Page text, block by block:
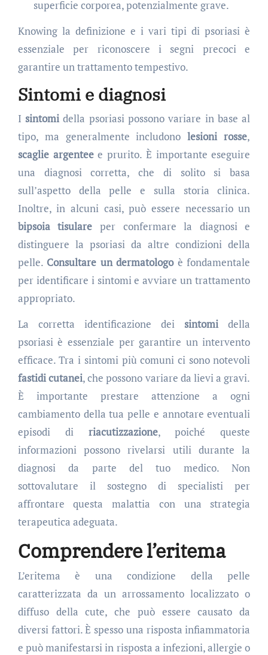
superficie corporea, potenzialmente grave.
Knowing la definizione e i vari tipi di psoriasi è
essenziale per riconoscere i segni precoci e
garantire un trattamento tempestivo.
Sintomi e diagnosi
I sintomi della psoriasi possono variare in base al
tipo, ma generalmente includonolesioni rosse,
scaglie argenteee prurito. È importante eseguire
una diagnosi corretta, che di solito si basa
sull’aspetto della pelle e sulla storia clinica.
Inoltre, in alcuni casi, può essere necessario un
bipsoia tisulare per confermare la diagnosi e
distinguere la psoriasi da altre condizioni della
pelle. Consultare un dermatologoè fondamentale
per identificare i sintomi e avviare un trattamento
appropriato.
La corretta identificazione dei sintomi della
psoriasi è essenziale per garantire un intervento
efficace. Tra i sintomi più comuni ci sono notevoli
fastidi cutanei, che possono variare da lievi a gravi.
È importante prestare attenzione a ogni
cambiamento della tua pelle e annotare eventuali
episodi di riacutizzazione, poiché queste
informazioni possono rivelarsi utili durante la
diagnosi da parte del tuo medico. Non
sottovalutare il sostegno di specialisti per
affrontare questa malattia con una strategia
terapeutica adeguata.
Comprendere l’eritema
L’eritema è una condizione della pelle
caratterizzata da un arrossamento localizzato o
diffuso della cute, che può essere causato da
diversi fattori. È spesso una risposta infiammatoria
e può manifestarsi in risposta a infezioni, allergie o